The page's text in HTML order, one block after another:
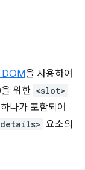
을 사용하여
위한 <slot>
하나가 포함되어
요소의